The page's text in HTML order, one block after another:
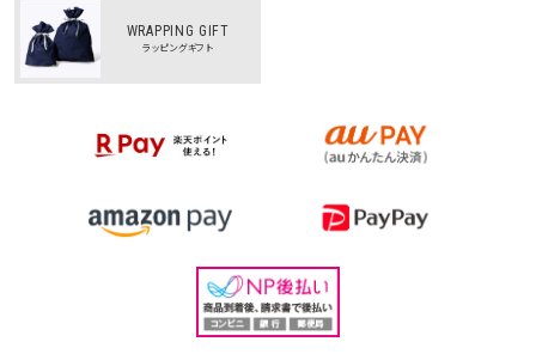
WRAPPING GIFT
ラッピングギフト